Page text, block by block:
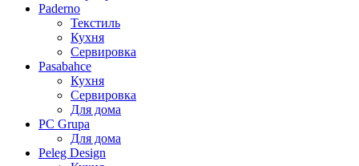
Paderno
Текстиль
Кухня
Сервировка
Pasabahce
Кухня
Сервировка
Для дома
PC Grupa
Для дома
Peleg Design